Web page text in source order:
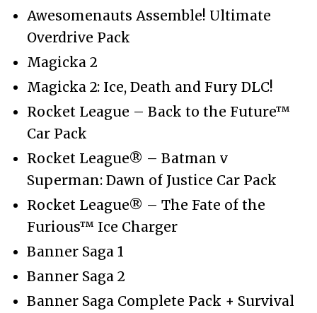
Awesomenauts Assemble! Ultimate
Overdrive Pack
Magicka 2
Magicka 2: Ice, Death and Fury DLC!
Rocket League – Back to the Future™
Car Pack
Rocket League® – Batman v
Superman: Dawn of Justice Car Pack
Rocket League® – The Fate of the
Furious™ Ice Charger
Banner Saga 1
Banner Saga 2
Banner Saga Complete Pack + Survival